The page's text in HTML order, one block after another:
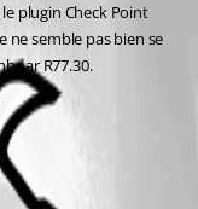
plugin Check Point
ne semble pas bien se
R77.30.